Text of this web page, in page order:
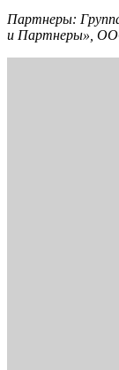
Партнеры:
и Партнеры»,